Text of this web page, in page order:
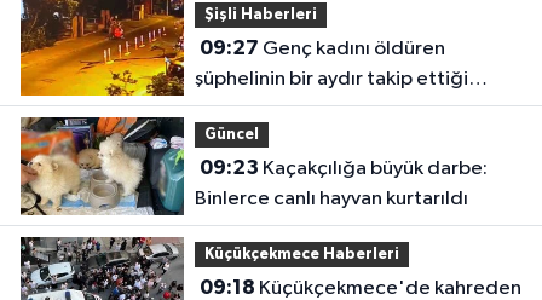
Şişli Haberleri
09:27
şüphelinin bir aydır takip ettiği
belirlendi
Güncel
09:23
Binlerce canlı hayvan kurtarıldı
Küçükçekmece Haberleri
09:18